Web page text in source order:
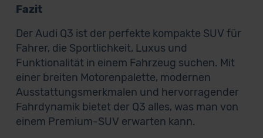
Fazit
Der Audi Q3 ist der perfekte kompakte SUV für
Fahrer, die Sportlichkeit, Luxus und
Funktionalität in einem Fahrzeug suchen. Mit
einer breiten Motorenpalette, modernen
Ausstattungsmerkmalen und hervorragender
Fahrdynamik bietet der Q3 alles, was man von
einem Premium-SUV erwarten kann.